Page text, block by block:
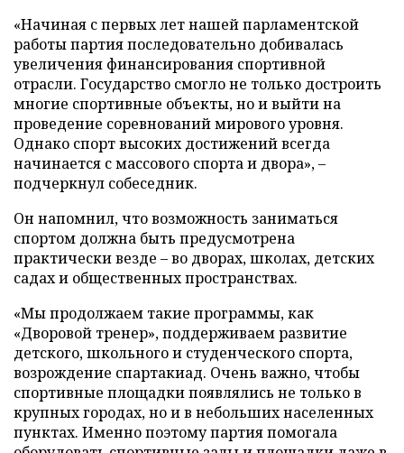
«Начиная с первых лет нашей парламентской
работы партия последовательно добивалась
увеличения финансирования спортивной
отрасли. Государство смогло не только достроить
многие спортивные объекты, но и выйти на
проведение соревнований мирового уровня.
Однако спорт высоких достижений всегда
начинается с массового спорта и двора», –
подчеркнул собеседник.
Он напомнил, что возможность заниматься
спортом должна быть предусмотрена
практически везде – во дворах, школах, детских
садах и общественных пространствах.
«Мы продолжаем такие программы, как
«Дворовой тренер», поддерживаем развитие
детского, школьного и студенческого спорта,
возрождение спартакиад. Очень важно, чтобы
спортивные площадки появлялись не только в
крупных городах, но и в небольших населенных
пунктах. Именно поэтому партия помогала